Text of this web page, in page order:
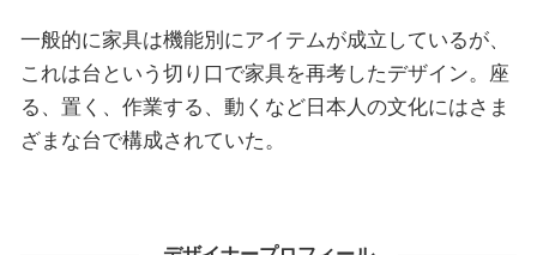
一般的に家具は機能別にアイテムが成立しているが、
これは台という切り口で家具を再考したデザイン。座
る、置く、作業する、動くなど日本人の文化にはさま
ざまな台で構成されていた。